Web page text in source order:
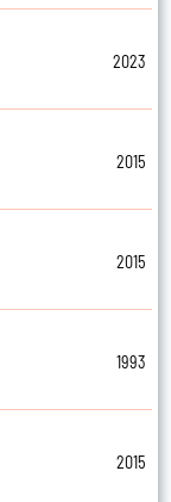
2023
2015
2015
1993
2015